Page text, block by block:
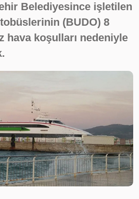
Belediyesince işletilen
(BUDO) 8
hava koşulları nedeniyle